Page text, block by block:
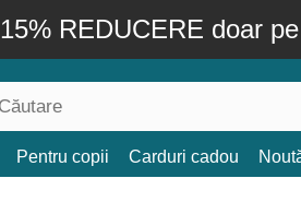
15% REDUCERE doar
Pentru copii Carduri cadou